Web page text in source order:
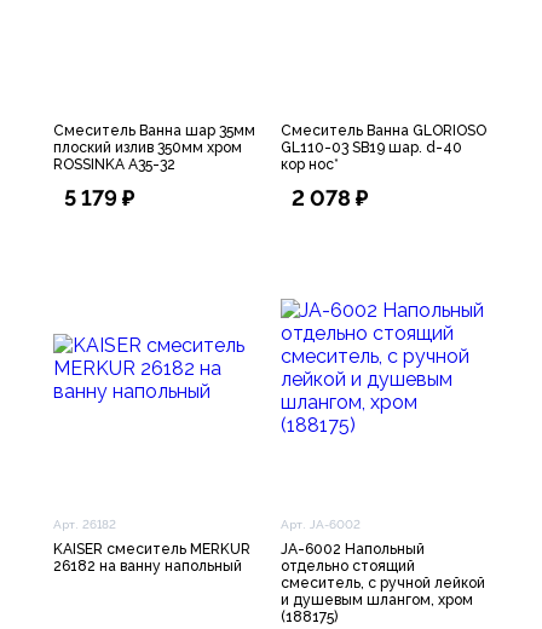
Смеситель Ванна шар 35мм
плоский излив 350мм хром
ROSSINKA A35-32
5 179 ₽
Смеситель Ванна GLORIOSO
GL110-03 SВ19 шар. d-40
кор нос*
2 078 ₽
Арт. 26182
KAISER смеситель MERKUR
26182 на ванну напольный
Арт. JA-6002
JA-6002 Напольный
отдельно стоящий
смеситель, с ручной лейкой
и душевым шлангом, хром
(188175)